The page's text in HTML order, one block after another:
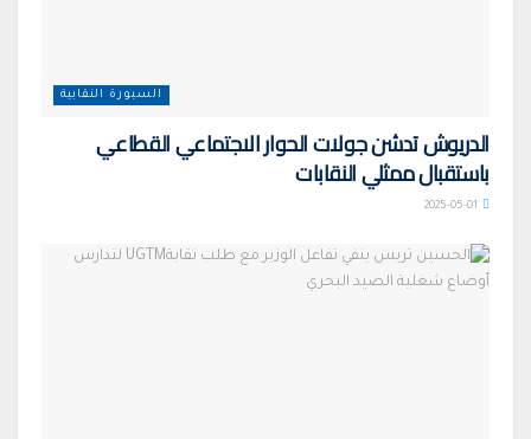
السبورة النقابية
الدريوش تدشن جولات الحوار الاجتماعي القطاعي
باستقبال ممثلي النقابات